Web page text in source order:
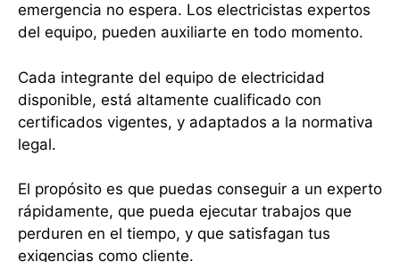
emergencia no espera. Los electricistas expertos
del equipo, pueden auxiliarte en todo momento.
Cada integrante del equipo de electricidad
disponible, está altamente cualificado con
certificados vigentes, y adaptados a la normativa
legal.
El propósito es que puedas conseguir a un experto
rápidamente, que pueda ejecutar trabajos que
perduren en el tiempo, y que satisfagan tus
exigencias como cliente.